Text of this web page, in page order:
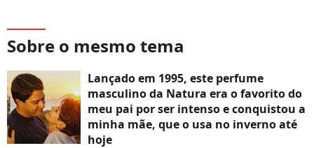
Sobre o mesmo tema
Lançado em 1995, este perfume
masculino da Natura era o favorito do
meu pai por ser intenso e conquistou a
minha mãe, que o usa no inverno até
hoje